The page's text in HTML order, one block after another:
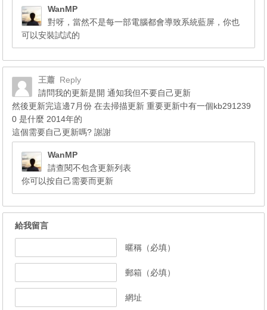
WanMP
對呀，當然不是每一部電腦都會導致系統藍屏，你也
可以安裝試試的
王蕭 Reply
請問我的更新是開 通知我但不要自己更新
然後更新完這邊7月份 在去掃描更新 重要更新中有一個kb291239
0 是什麼 2014年的
這個需要自己更新嗎? 謝謝
WanMP
請查閱不包含更新列表
你可以按自己需要而更新
給我留言
暱稱（必填）
郵箱（必填）
網址